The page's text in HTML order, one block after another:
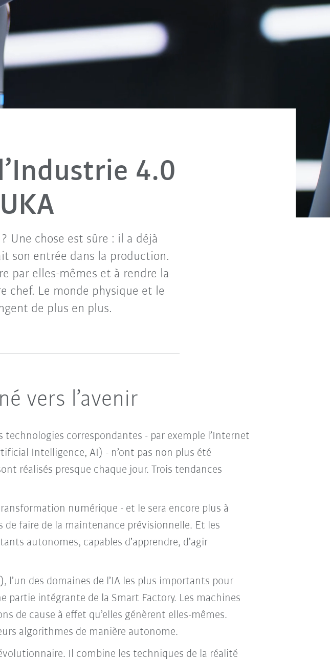
4.0
Une chose est sûre : il a déjà
son entrée dans la production.
par elles-mêmes et à rendre la
chef. Le monde physique et le
de plus en plus.
vers l’avenir
correspondantes - par exemple l’Internet
Intelligence, AI) - n’ont pas non plus été
réalisés presque chaque jour. Trois tendances
numérique - et le sera encore plus à
de faire de la maintenance prévisionnelle. Et les
autonomes, capables d’apprendre, d’agir
l’un des domaines de l’IA les plus importants pour
partie intégrante de la Smart Factory. Les machines
de cause à effet qu’elles génèrent elles-mêmes.
algorithmes de manière autonome.
Il combine les techniques de la réalité